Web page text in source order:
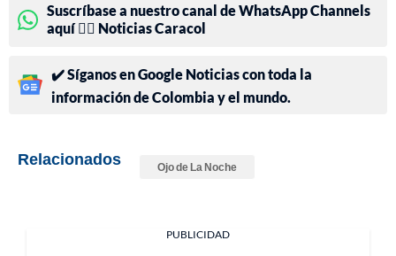
Suscríbase a nuestro canal de WhatsApp Channels
aquí 👉🏻 Noticias Caracol
✔️ Síganos en Google Noticias con toda la
información de Colombia y el mundo.
Relacionados Ojo de La Noche
PUBLICIDAD